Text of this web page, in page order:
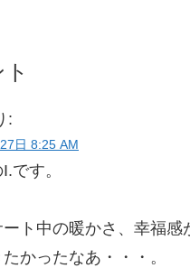
:
日 8:25 AM
です。
ート中の暖かさ、幸福感
かったなあ・・・。